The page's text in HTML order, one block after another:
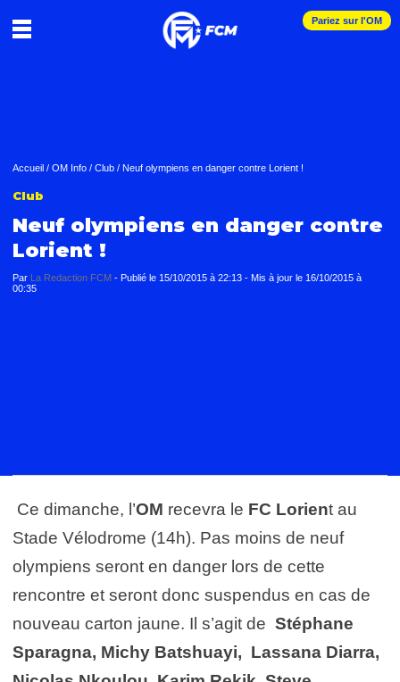
Pariez sur l'OM
Accueil / OM Info / Club / Neuf olympiens en danger contre Lorient !
Club
Neuf olympiens en danger contre
Lorient !
Par La Redaction FCM - Publié le 15/10/2015 à 22:13 - Mis à jour le 16/10/2015 à
00:35
Ce dimanche, l’OM recevra le FC Lorient au
Stade Vélodrome (14h). Pas moins de neuf
olympiens seront en danger lors de cette
rencontre et seront donc suspendus en cas de
nouveau carton jaune. Il s’agit de Stéphane
Sparagna, Michy Batshuayi, Lassana Diarra,